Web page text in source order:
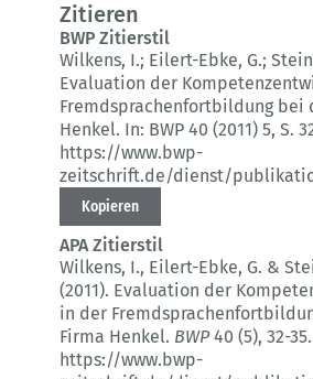
Zitieren
BWP Zitierstil
Wilkens, I.; Eilert-Ebke, G.;
Evaluation der
Fremdsprachenfortbildung bei
Henkel. In: BWP 40 (2011) 5, S.
https://www.bwp-
zeitschrift.de/dienst/
Kopieren
APA Zitierstil
Wilkens, I., Eilert-Ebke, G. &
(2011). Evaluation der
in der
Firma Henkel. BWP40 (5), 32-35.
https://www.bwp-